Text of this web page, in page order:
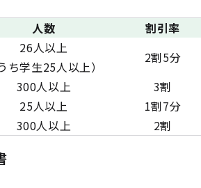
人数 割引率
26人以上
ち学生25人以上）
2割5分
300人以上
3割
25人以上
1割7分
300人以上
2割